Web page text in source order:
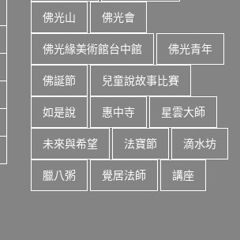
佛光山 佛光會
佛光緣美術館台中館 佛光青年
佛誕節 兒童說故事比賽
如是說 惠中寺 星雲大師
未來與希望 法寶節 滴水坊
臘八粥 覺居法師 講座